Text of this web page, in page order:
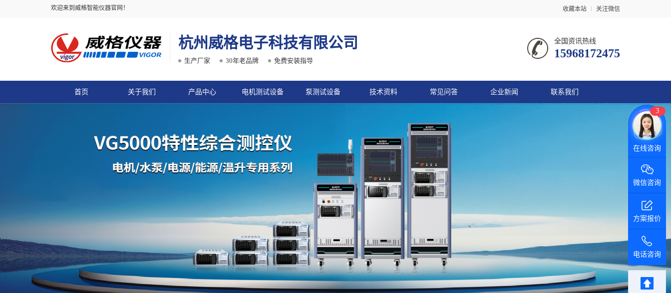
欢迎来到威格智能仪器官网！ 收藏本站 关注微信
杭州威格电子科技有限公司
生产厂家 30年老品牌 免费安装指导
全国资讯热线
15968172475
首页 关于我们 产品中心 电机测试设备 泵测试设备 技术资料 常见问答 企业新闻 联系我们
3
在线咨询
微信咨询
方案报价
电话咨询